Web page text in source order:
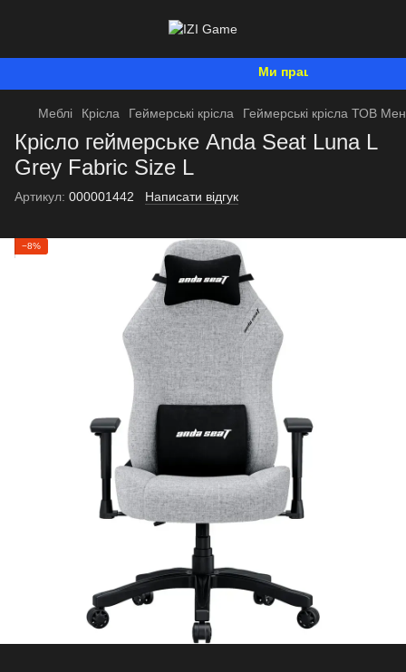
Ми працюємо. Все буде
Меблі Крісла Геймерські крісла Геймерські крісла ТОВ
Крісло геймерське Anda Seat Luna L
Grey Fabric Size L
Артикул: 000001442 Написати відгук
−8%